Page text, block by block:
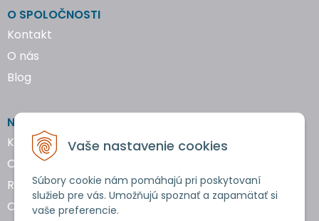
Vaše nastavenie cookies
Súbory cookie nám pomáhajú pri poskytovaní
služieb pre vás. Umožňujú spoznať a zapamätať si
vaše preferencie.
O SPOLOČNOSTI
Kontakt
O nás
Blog
NAKUPOVANIE
Katalógy náradia
Obchodné podmienky
Reklamácie a vrátenie tovaru
Ochrana osobných údajov